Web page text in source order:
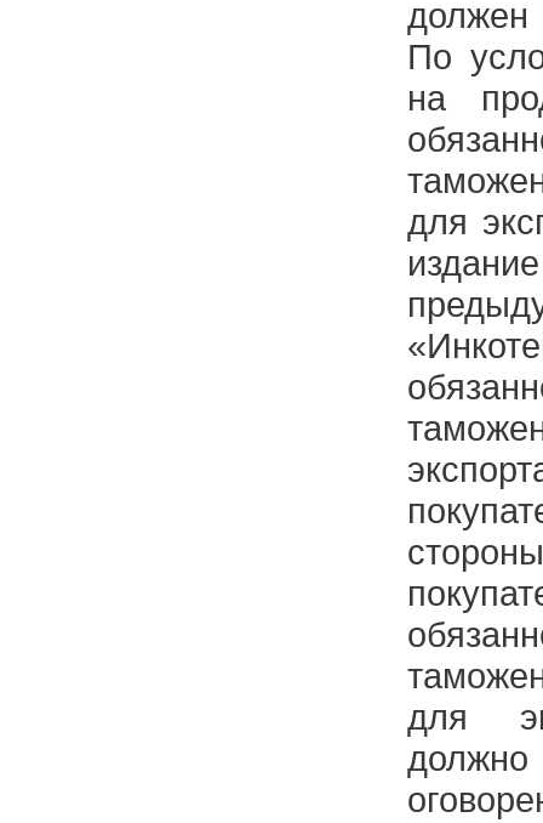
должен
По
на
для
для